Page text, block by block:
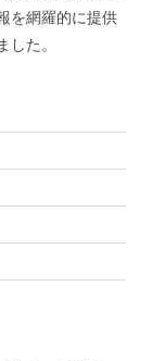
を網羅的に提供
た。